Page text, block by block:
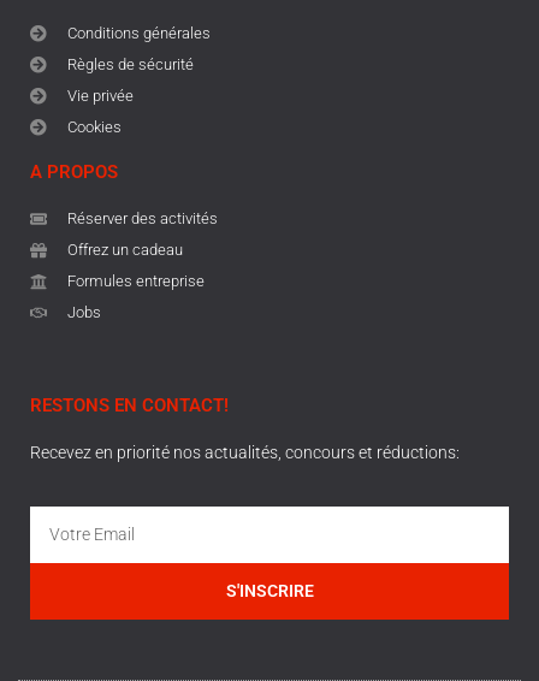
Conditions générales
Règles de sécurité
Vie privée
Cookies
A PROPOS
Réserver des activités
Offrez un cadeau
Formules entreprise
Jobs
RESTONS EN CONTACT!
Recevez en priorité nos actualités, concours et réductions:
S'INSCRIRE